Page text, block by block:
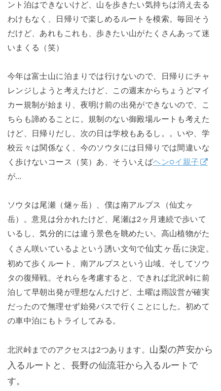
ント泊はできないけど、山を歩きたい気持ちは消え去る
わけもなく、日帰りで楽しめるルートを模索。毎回そう
だけど、あれもこれも、歩きたい山がたくさんあって迷
いまくる（笑）
今年は富士山に泊まりでは行けないので、日帰りにチャ
レンジしようと考えたけど、この週末からちょうどマイ
カー規制が始まり、夜明け前の出発ができないので、こ
ちらも諦めることに。規制のない御殿場ルートも考えた
けど、日帰りだし、次の日は学校もあるし。。いや、学
校云々は関係なく、今のソウタには日帰りでは間違いな
く歩けないコース（笑）あ、そういえばヘン○イ親子
が…
ソウタは尾瀬（燧ヶ岳）、僕は南アルプス（仙丈ヶ
岳）。意見は分かれたけど、尾瀬は2ヶ月連続で歩いて
いるし、気分的には違う景色を眺めたい。高山植物がた
くさん咲いているよという誘い文句で仙丈ヶ岳に決定。
初めて歩くルート、南アルプスという山域、そしてソウ
タの復帰戦。それらを考慮すると、できれば北沢峠に前
泊して早朝出発が理想なんだけど、土曜は雨設営が確実
だったので無理せず始発バスで行くことにした。初めて
の車中泊にもトライしてみる。
北沢峠までのアクセスは2つあります。 山梨の芦安から
入るルートと、長野の仙流荘から入るルートで
す。